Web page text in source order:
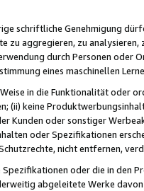
schriftliche Genehmigung
zu aggregieren, zu
durch Personen
eines maschinellen
in die Funktionalität oder
(ii) keine
Kunden oder sonstiger
oder Spezifikationen
nicht entfernen,
Spezifikationen oder die in
abgeleitete Werke